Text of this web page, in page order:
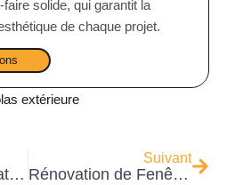
solide, qui garantit la
de chaque projet.
Fenêtres Oscillo-Battantes Sur Mesure à Lyon : Fonctionnalité et Esthétique
Suivant
Rénovation de Fenêtres à Feyzin : Un Nouveau Souffle pour Votre Habitat